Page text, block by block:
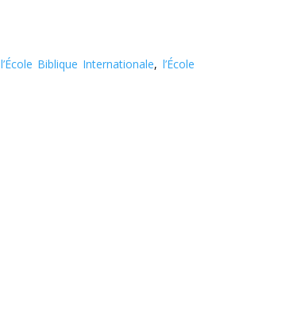
l’École Biblique Internationale, l’École